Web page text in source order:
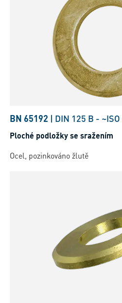
BN 65192 | DIN 125 B -
Ploché podložky se sražením
Ocel, pozinkováno žlutě